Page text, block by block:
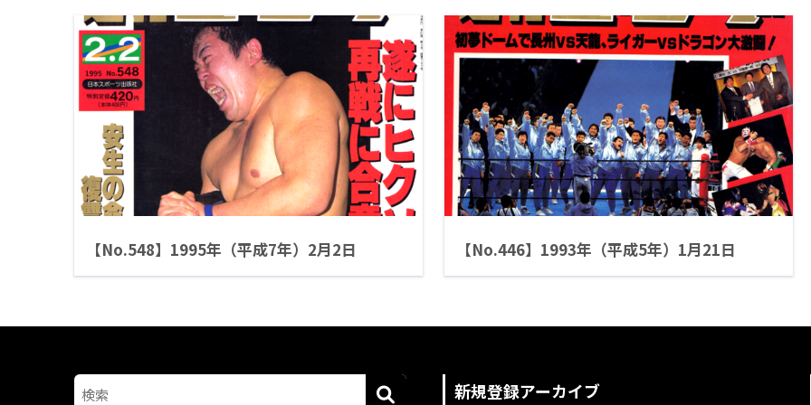
【No.548】1995年（平成7年）2月2日 【No.446】1993年（平成5年）1月21日
新規登録アーカイブ